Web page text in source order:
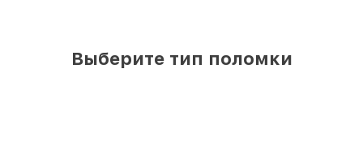
Выберите тип поломки